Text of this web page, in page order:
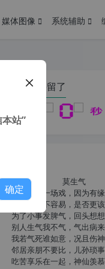
媒体图像 系统辅助
您在本页停留了
莫生气
人生就像一场戏，因为有缘
相扶到老不容易，是否更该
为了小事发脾气，回头想想
别人生气我不气，气出病来
我若气死谁如意，况且伤神
邻居亲朋不要比，儿孙琐事
吃苦享乐在一起，神仙羡慕
站”
确定